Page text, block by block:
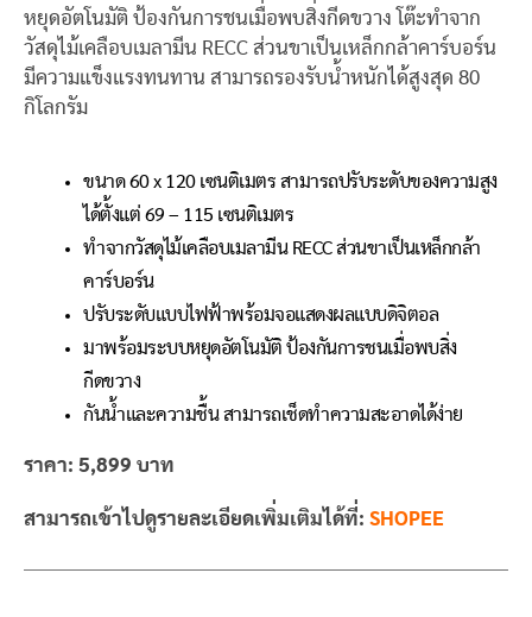
หยุดอัตโนมัติ ป้องกันการชนเมื่อพบสิ่งกีดขวาง โต๊ะทำจาก
วัสดุไม้เคลือบเมลามีน RECC ส่วนขาเป็นเหล็กกล้าคาร์บอร์น
มีความแข็งแรงทนทาน สามารถรองรับน้ำหนักได้สูงสุด 80
กิโลกรัม
ขนาด 60 x 120 เซนติเมตร สามารถปรับระดับของความสูง
ได้ตั้งแต่ 69 – 115 เซนติเมตร
ทำจากวัสดุไม้เคลือบเมลามีน RECC ส่วนขาเป็นเหล็กกล้า
คาร์บอร์น
ปรับระดับแบบไฟฟ้าพร้อมจอแสดงผลแบบดิจิตอล
มาพร้อมระบบหยุดอัตโนมัติ ป้องกันการชนเมื่อพบสิ่ง
กีดขวาง
กันน้ำและความชื้น สามารถเช็ดทำความสะอาดได้ง่าย
ราคา: 5,899 บาท
สามารถเข้าไปดูรายละเอียดเพิ่มเติมได้ที่: SHOPEE